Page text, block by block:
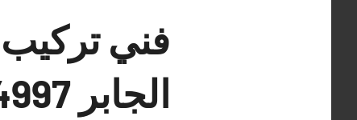
فني تركيب
الجابر 50994997 معلم ستلايت ورسيفر